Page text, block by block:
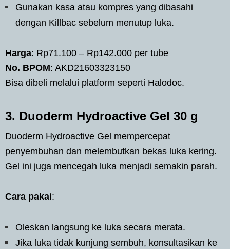
Gunakan kasa atau kompres yang dibasahi
dengan Killbac sebelum menutup luka.
Harga: Rp71.100 – Rp142.000 per tube
No. BPOM: AKD21603323150
Bisa dibeli melalui platform seperti Halodoc.
3. Duoderm Hydroactive Gel 30 g
Duoderm Hydroactive Gel mempercepat
penyembuhan dan melembutkan bekas luka kering.
Gel ini juga mencegah luka menjadi semakin parah.
Cara pakai:
Oleskan langsung ke luka secara merata.
Jika luka tidak kunjung sembuh, konsultasikan ke